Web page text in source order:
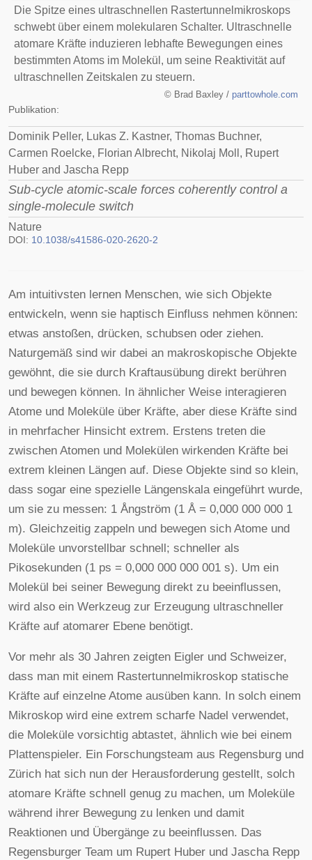
Die Spitze eines ultraschnellen Rastertunnelmikroskops
schwebt über einem molekularen Schalter. Ultraschnelle
atomare Kräfte induzieren lebhafte Bewegungen eines
bestimmten Atoms im Molekül, um seine Reaktivität auf
ultraschnellen Zeitskalen zu steuern.
© Brad Baxley / parttowhole.com
Publikation:
Dominik Peller, Lukas Z. Kastner, Thomas Buchner,
Carmen Roelcke, Florian Albrecht, Nikolaj Moll, Rupert
Huber and Jascha Repp
Sub-cycle atomic-scale forces coherently control a
single-molecule switch
Nature
DOI: 10.1038/s41586-020-2620-2
Am intuitivsten lernen Menschen, wie sich Objekte
entwickeln, wenn sie haptisch Einfluss nehmen können:
etwas anstoßen, drücken, schubsen oder ziehen.
Naturgemäß sind wir dabei an makroskopische Objekte
gewöhnt, die sie durch Kraftausübung direkt berühren
und bewegen können. In ähnlicher Weise interagieren
Atome und Moleküle über Kräfte, aber diese Kräfte sind
in mehrfacher Hinsicht extrem. Erstens treten die
zwischen Atomen und Molekülen wirkenden Kräfte bei
extrem kleinen Längen auf. Diese Objekte sind so klein,
dass sogar eine spezielle Längenskala eingeführt wurde,
um sie zu messen: 1 Ångström (1 Å = 0,000 000 000 1
m). Gleichzeitig zappeln und bewegen sich Atome und
Moleküle unvorstellbar schnell; schneller als
Pikosekunden (1 ps = 0,000 000 000 001 s). Um ein
Molekül bei seiner Bewegung direkt zu beeinflussen,
wird also ein Werkzeug zur Erzeugung ultraschneller
Kräfte auf atomarer Ebene benötigt.
Vor mehr als 30 Jahren zeigten Eigler und Schweizer,
dass man mit einem Rastertunnelmikroskop statische
Kräfte auf einzelne Atome ausüben kann. In solch einem
Mikroskop wird eine extrem scharfe Nadel verwendet,
die Moleküle vorsichtig abtastet, ähnlich wie bei einem
Plattenspieler. Ein Forschungsteam aus Regensburg und
Zürich hat sich nun der Herausforderung gestellt, solch
atomare Kräfte schnell genug zu machen, um Moleküle
während ihrer Bewegung zu lenken und damit
Reaktionen und Übergänge zu beeinflussen. Das
Regensburger Team um Rupert Huber und Jascha Repp